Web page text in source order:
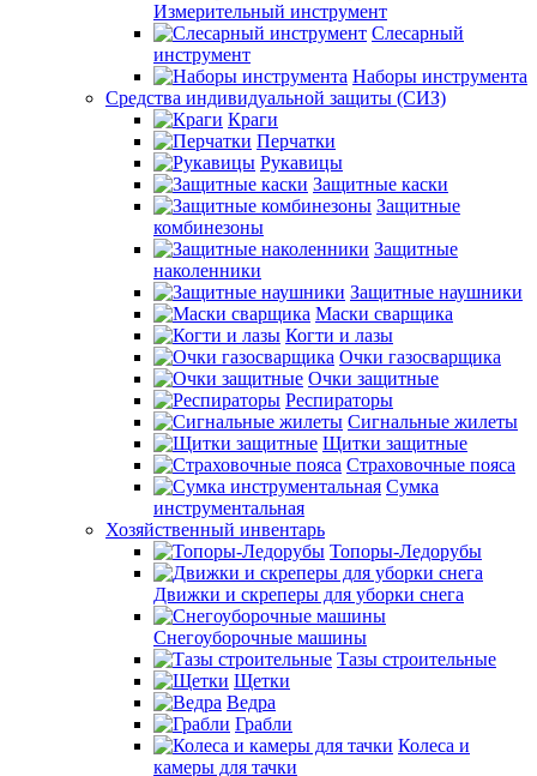
Измерительный инструмент
Слесарный
инструмент
Наборы инструмента
Средства индивидуальной защиты (СИЗ)
Краги
Перчатки
Рукавицы
Защитные каски
Защитные
комбинезоны
Защитные
наколенники
Защитные наушники
Маски сварщика
Когти и лазы
Очки газосварщика
Очки защитные
Респираторы
Сигнальные жилеты
Щитки защитные
Страховочные пояса
Сумка
инструментальная
Хозяйственный инвентарь
Топоры-Ледорубы
Движки и скреперы для уборки снега
Снегоуборочные машины
Тазы строительные
Щетки
Ведра
Грабли
Колеса и
камеры для тачки